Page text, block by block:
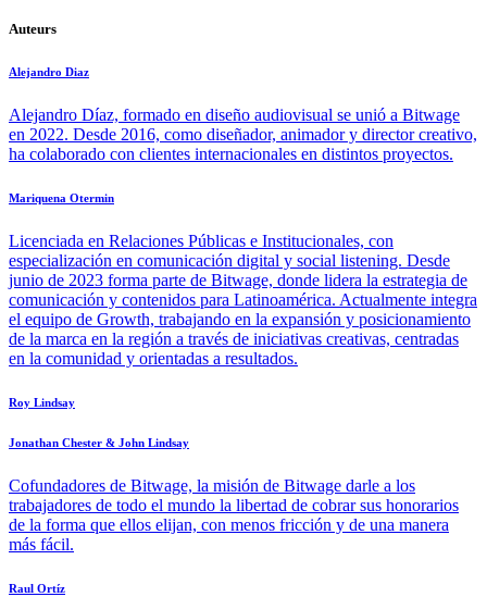
Auteurs
Alejandro Diaz
Alejandro Díaz, formado en diseño audiovisual se unió a Bitwage
en 2022. Desde 2016, como diseñador, animador y director creativo,
ha colaborado con clientes internacionales en distintos proyectos.
Mariquena Otermin
Licenciada en Relaciones Públicas e Institucionales, con
especialización en comunicación digital y social listening. Desde
junio de 2023 forma parte de Bitwage, donde lidera la estrategia de
comunicación y contenidos para Latinoamérica. Actualmente integra
el equipo de Growth, trabajando en la expansión y posicionamiento
de la marca en la región a través de iniciativas creativas, centradas
en la comunidad y orientadas a resultados.
Roy Lindsay
Jonathan Chester & John Lindsay
Cofundadores de Bitwage, la misión de Bitwage darle a los
trabajadores de todo el mundo la libertad de cobrar sus honorarios
de la forma que ellos elijan, con menos fricción y de una manera
más fácil.
Raul Ortíz